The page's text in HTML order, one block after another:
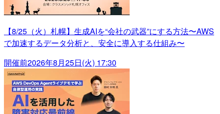
【8/25（火）札幌】生成AIを“会社の武器”にする方法〜AWS
で加速するデータ分析と、安全に導入する仕組み〜
開催前2026年8月25日(火) 17:30